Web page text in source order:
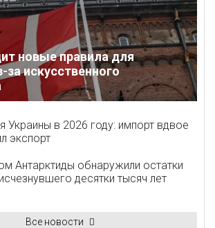
новые правила для
за искусственного
Украины в 2026 году: импорт вдвое
экспорт
Антарктиды обнаружили остатки
десятки тысяч лет
Все новости